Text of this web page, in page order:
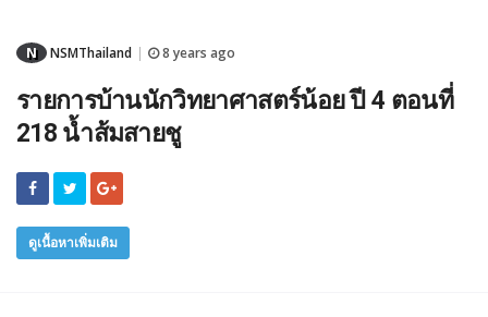
N NSMThailand 8 years ago
รายการบ้านนักวิทยาศาสตร์น้อย ปี 4 ตอนที่
218 น้ำส้มสายชู
ดูเนื้อหาเพิ่มเติม